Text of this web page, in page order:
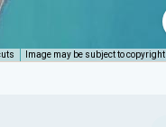
Image may be subject to copyright